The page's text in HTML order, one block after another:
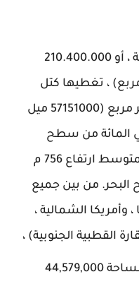
من سطح الأرض 41.25 في المائة ، أو 210.400.000
(81.200.000 ميل مربع) ، تغطيها كتل
قارية. فقط 148،021،000 كيلومتر مربع (57151000 ميل
، أو حوالي ثلثي أو 29.02 في المائة من سطح
الأرض ، هي الأرض فوق الماء ، بمتوسط ارتفاع 756 م
البحر. من بين جميع
، وأمريكا الشمالية ،
القطبية الجنوبية) ،
هي الأكبر ، وتغطي مساحة 44,579,000